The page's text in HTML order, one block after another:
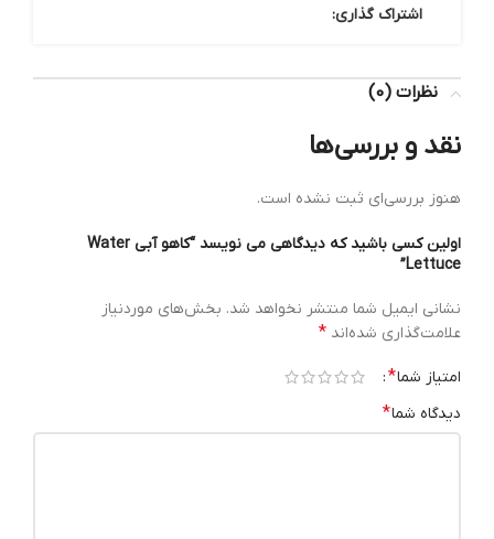
اشتراک گذاری:
نظرات (0)
نقد و بررسی‌ها
هنوز بررسی‌ای ثبت نشده است.
اولین کسی باشید که دیدگاهی می نویسد “کاهو آبی Water
Lettuce”
نشانی ایمیل شما منتشر نخواهد شد. بخش‌های موردنیاز
علامت‌گذاری شده‌اند *
امتیاز شما*
دیدگاه شما*